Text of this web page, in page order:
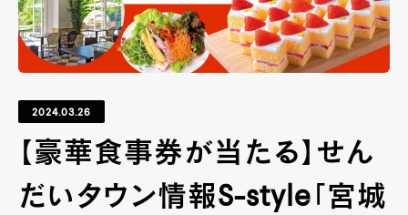
2024.03.26
【豪華食事券が当たる】せん
だいタウン情報S-style「宮城